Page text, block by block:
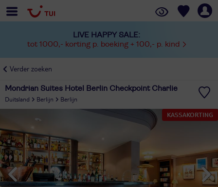
LIVE HAPPY SALE:
tot 1000,- korting p. boeking + 100,- p. kind
Verder zoeken
Mondrian Suites Hotel Berlin Checkpoint Charlie
Duitsland
Berlijn
Berlijn
KASSAKORTING